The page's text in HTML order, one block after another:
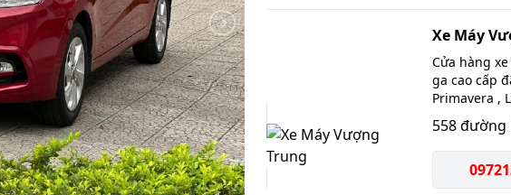
Xe Máy
Cửa hàng xe
ga cao cấp
Primavera ,
558 đường